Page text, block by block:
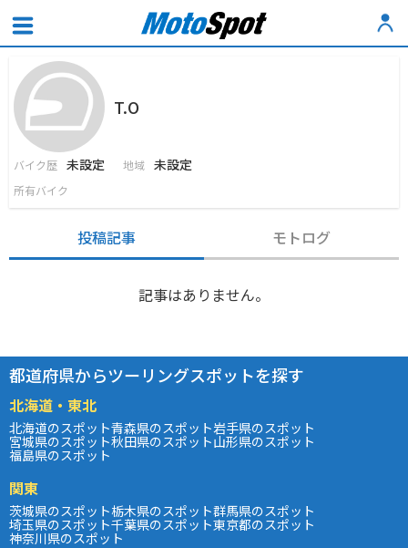
T.O
バイク歴 未設定 地域 未設定
所有バイク
投稿記事 モトログ
記事はありません。
都道府県からツーリングスポットを探す
北海道・東北
北海道のスポット青森県のスポット岩手県のスポット
宮城県のスポット秋田県のスポット山形県のスポット
福島県のスポット
関東
茨城県のスポット栃木県のスポット群馬県のスポット
埼玉県のスポット千葉県のスポット東京都のスポット
神奈川県のスポット